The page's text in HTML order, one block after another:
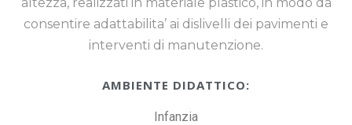
consentire adattabilita’ ai dislivelli dei pavimenti e
interventi di manutenzione.
AMBIENTE DIDATTICO:
Infanzia